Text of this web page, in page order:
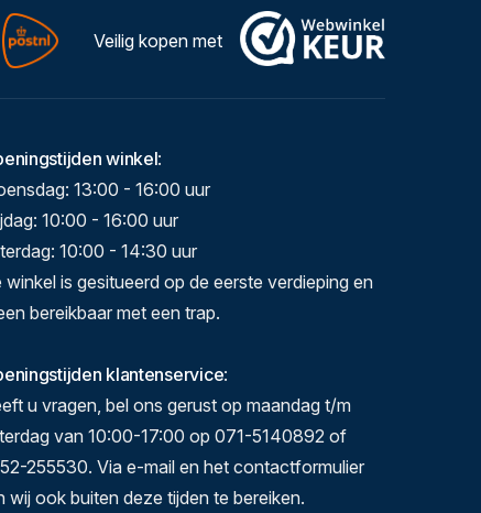
Veilig kopen met
winkel:
13:00 - 16:00 uur
10:00 - 16:00 uur
10:00 - 14:30 uur
winkel is gesitueerd op de eerste verdieping en
bereikbaar met een trap.
klantenservice:
u vragen, bel ons gerust op maandag t/m
van 10:00-17:00 op 071-5140892 of
255530. Via e-mail en het contactformulier
wij ook buiten deze tijden te bereiken.